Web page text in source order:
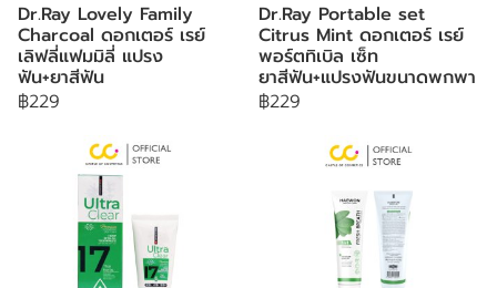
Dr.Ray Lovely Family
Charcoal ดอกเตอร์ เรย์
เลิฟลี่แฟมมิลี่ แปรง
ฟัน+ยาสีฟัน
฿229
Dr.Ray Portable set
Citrus Mint ดอกเตอร์ เรย์
พอร์ตทิเบิล เซ็ท
ยาสีฟัน+แปรงฟันขนาดพกพา
฿229